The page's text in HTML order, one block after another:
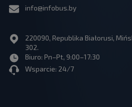
info@infobus.by
220090, Republika Białorusi,
302.
Biuro: Pn–Pt, 9:00–17:30
Wsparcie: 24/7